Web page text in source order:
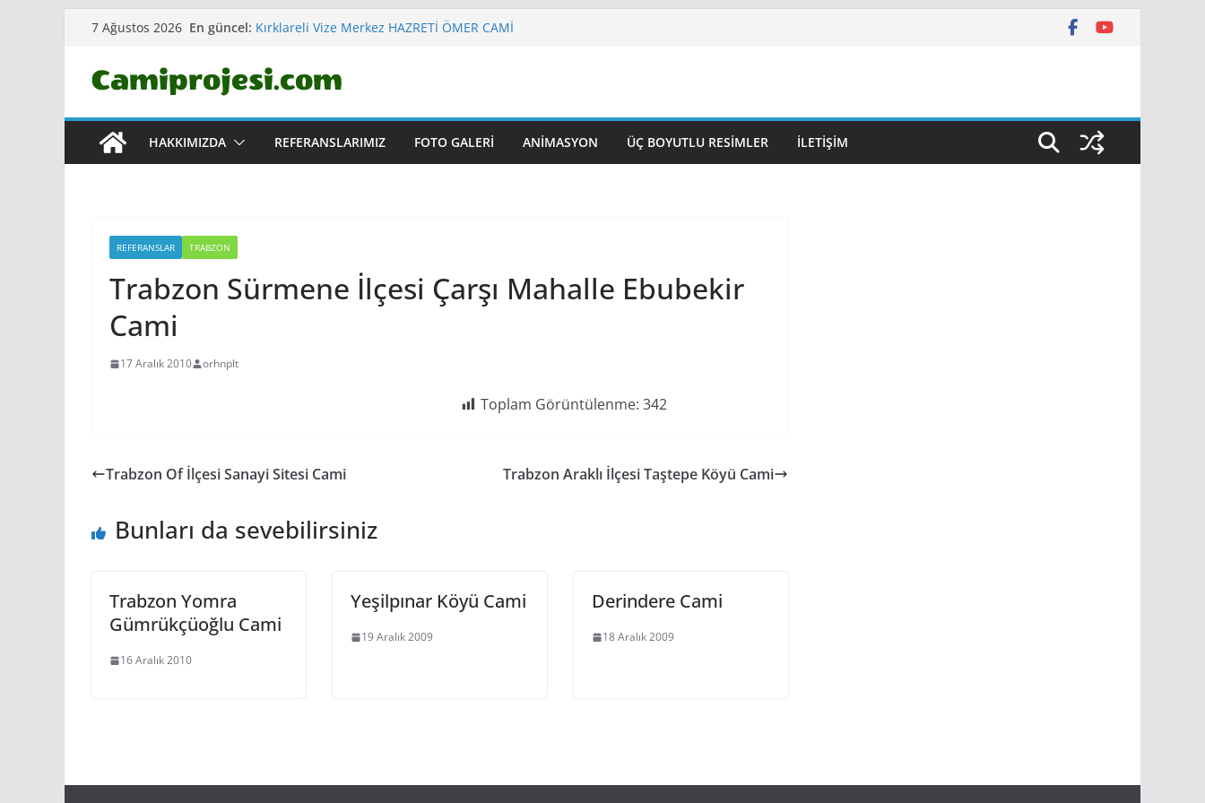
content
7 Ağustos 2026 En güncel: Kırklareli Vize Merkez HAZRETİ ÖMER CAMİ
Çankırı Korgun ERTUĞRUL GAZİ CAMİ
Sinop Gerze Merkez YAVUZSELİM CAMİ
HAKKIMIZDA
REFERANSLARIMIZ FOTO GALERI ANIMASYON ÜÇ BOYUTLU RESIMLER İLETIŞIM
REFERANSLAR TRABZON
Trabzon Sürmene İlçesi Çarşı Mahalle Ebubekir
Cami
17 Aralık 2010 orhnplt
Toplam Görüntülenme: 342
Trabzon Of İlçesi Sanayi Sitesi Cami Trabzon Araklı İlçesi Taştepe Köyü Cami
Bunları da sevebilirsiniz
Trabzon Yomra
Gümrükçüoğlu Cami
16 Aralık 2010
Yeşilpınar Köyü Cami
19 Aralık 2009
Derindere Cami
18 Aralık 2009